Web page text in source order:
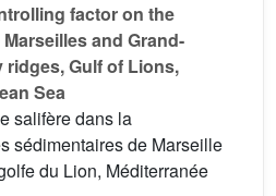
factor on the
and Grand-
ridges, Gulf of Lions,
Sea
salifère dans la
sédimentaires de Marseille
du Lion, Méditerranée